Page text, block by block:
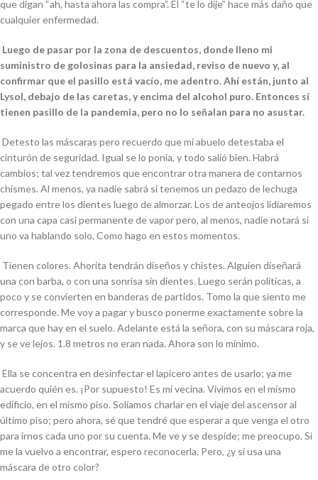
que digan “ah, hasta ahora las compra”. El “te lo dije” hace más daño que
cualquier enfermedad.
Luego de pasar por la zona de descuentos, donde lleno mi
suministro de golosinas para la ansiedad, reviso de nuevo y, al
confirmar que el pasillo está vacío, me adentro. Ahí están, junto al
Lysol, debajo de las caretas, y encima del alcohol puro. Entonces sí
tienen pasillo de la pandemia, pero no lo señalan para no asustar.
Detesto las máscaras pero recuerdo que mi abuelo detestaba el
cinturón de seguridad. Igual se lo ponía, y todo salió bien. Habrá
cambios; tal vez tendremos que encontrar otra manera de contarnos
chismes. Al menos, ya nadie sabrá si tenemos un pedazo de lechuga
pegado entre los dientes luego de almorzar. Los de anteojos lidiaremos
con una capa casi permanente de vapor pero, al menos, nadie notará si
uno va hablando solo. Como hago en estos momentos.
Tienen colores. Ahorita tendrán diseños y chistes. Alguien diseñará
una con barba, o con una sonrisa sin dientes. Luego serán políticas, a
poco y se convierten en banderas de partidos. Tomo la que siento me
corresponde. Me voy a pagar y busco ponerme exactamente sobre la
marca que hay en el suelo. Adelante está la señora, con su máscara roja,
y se ve lejos. 1.8 metros no eran nada. Ahora son lo mínimo.
Ella se concentra en desinfectar el lapicero antes de usarlo; ya me
acuerdo quién es. ¡Por supuesto! Es mi vecina. Vivimos en el mismo
edificio, en el mismo piso. Solíamos charlar en el viaje del ascensor al
último piso; pero ahora, sé que tendré que esperar a que venga el otro
para irnos cada uno por su cuenta. Me ve y se despide; me preocupo. Si
me la vuelvo a encontrar, espero reconocerla. Pero, ¿y si usa una
máscara de otro color?